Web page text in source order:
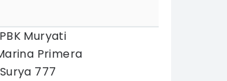
Muryati
Primera
777